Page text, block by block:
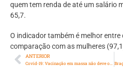
quem tem renda de até um salário
65,7.
O indicador também é melhor
comparação com as mulheres
ANTERIOR
Covid-19: Vacinação em massa não deve ocorrer em 2021 no Brasil, diz vice-diretora da OMS